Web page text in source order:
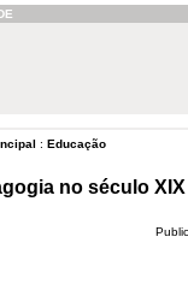
: Educação
no século XIX